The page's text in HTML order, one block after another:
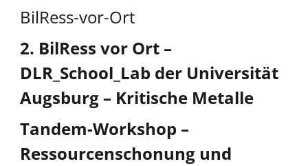
BilRess-vor-Ort
2. BilRess vor Ort –
DLR_School_Lab der Universität
Augsburg – Kritische Metalle
Tandem-Workshop –
Ressourcenschonung und